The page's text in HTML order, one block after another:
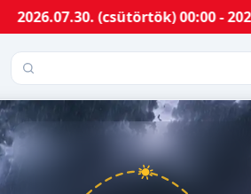
(csütörtök) 00:00 - 2026.08.07.
Település keresése